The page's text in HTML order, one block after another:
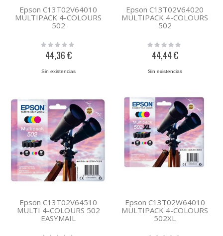
Epson C13T02V64010
MULTIPACK 4-COLOURS
502
Rating:
44,36 €
Sin existencias
Epson C13T02V64020
MULTIPACK 4-COLOURS
502
Rating:
44,44 €
Sin existencias
Epson C13T02V64510
MULTI 4-COLOURS 502
EASYMAIL
Epson C13T02W64010
MULTIPACK 4-COLOURS
502XL